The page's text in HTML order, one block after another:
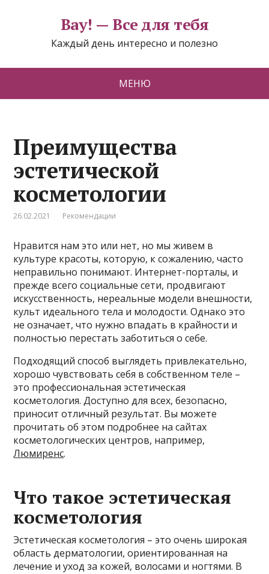
Вау! — Все для тебя
Каждый день интересно и полезно
МЕНЮ
Преимущества
эстетической
косметологии
26.02.2021 Рекомендации
Нравится нам это или нет, но мы живем в
культуре красоты, которую, к сожалению, часто
неправильно понимают. Интернет-порталы, и
прежде всего социальные сети, продвигают
искусственность, нереальные модели внешности,
культ идеального тела и молодости. Однако это
не означает, что нужно впадать в крайности и
полностью перестать заботиться о себе.
Подходящий способ выглядеть привлекательно,
хорошо чувствовать себя в собственном теле –
это профессиональная эстетическая
косметология. Доступно для всех, безопасно,
приносит отличный результат. Вы можете
прочитать об этом подробнее на сайтах
косметологических центров, например,
Люмиренс.
Что такое эстетическая
косметология
Эстетическая косметология – это очень широкая
область дерматологии, ориентированная на
лечение и уход за кожей, волосами и ногтями. В